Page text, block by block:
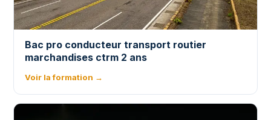
Bac pro conducteur transport routier
marchandises ctrm 2 ans
Voir la formation →